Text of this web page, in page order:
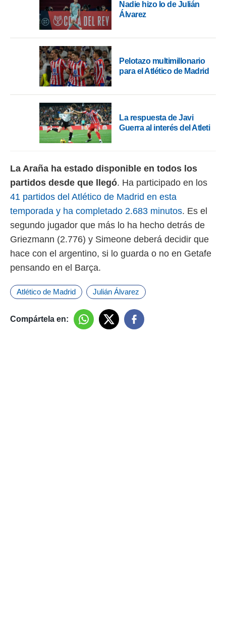
Nadie hizo lo de Julián
Álvarez
Pelotazo multimillonario
para el Atlético de Madrid
La respuesta de Javi
Guerra al interés del Atleti
La Araña ha estado disponible en todos los
partidos desde que llegó. Ha participado en los
41 partidos del Atlético de Madrid en esta
temporada y ha completado 2.683 minutos. Es el
segundo jugador que más lo ha hecho detrás de
Griezmann (2.776) y Simeone deberá decidir que
hace con el argentino, si lo guarda o no en Getafe
pensando en el Barça.
Atlético de Madrid Julián Álvarez
Compártela en: